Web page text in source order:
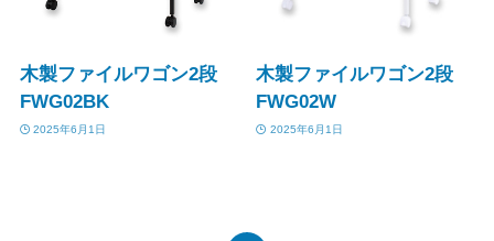
木製ファイルワゴン2段
FWG02BK
2025年6月1日
木製ファイルワゴン2段
FWG02W
2025年6月1日